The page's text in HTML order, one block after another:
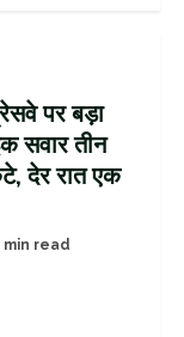
पर बड़ा
सवार तीन
देर रात एक
min read